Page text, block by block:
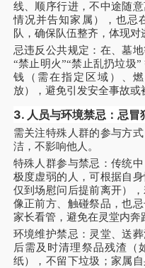
线、顺序行进，不中途随
情况并告知家属），也忌
队，确保队伍整齐，体现对
忌违反公共规定：在、墓
“禁止明火”“禁止乱扔垃圾
钱（需在指定区域）、
放），避免引发安全事故或
3. 人员与环境禁忌：忌冒
需关注特殊人群的参与方
洁，不影响他人。
特殊人群参与禁忌：传统
极度虚弱的人，可根据自
仅到场慰问后提前离开）
像正前方、触碰祭品，也
家长看管，避免在灵堂内奔
环境维护禁忌：灵堂、送
后需及时清理祭品残渣（
纸），不留下垃圾；家属